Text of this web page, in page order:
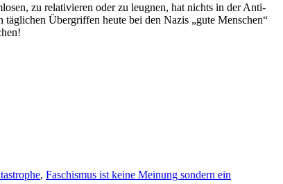
zu relativieren oder zu leugnen, hat nichts in der Anti-
Übergriffen heute bei den Nazis „gute Menschen“
, Faschismus ist keine Meinung sondern ein